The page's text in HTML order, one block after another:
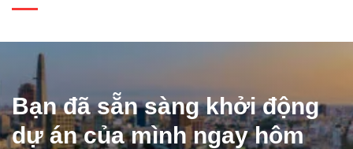
Bạn đã sẵn sàng khởi động
dự án của mình ngay hôm